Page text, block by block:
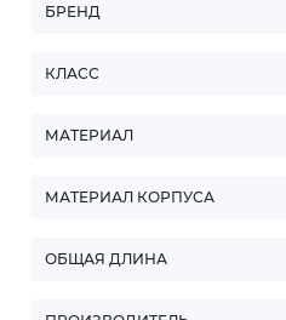
БРЕНД
КЛАСС
МАТЕРИАЛ
МАТЕРИАЛ КОРПУСА
ОБЩАЯ ДЛИНА